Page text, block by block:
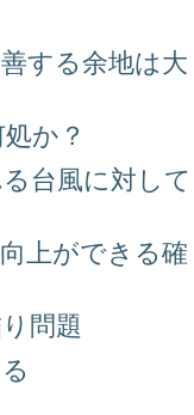
する余地は大
か？
台風に対して
上ができる確
問題